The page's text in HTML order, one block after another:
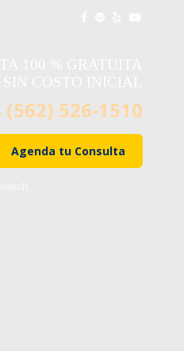
(562) 526-1510
Agenda tu Consulta